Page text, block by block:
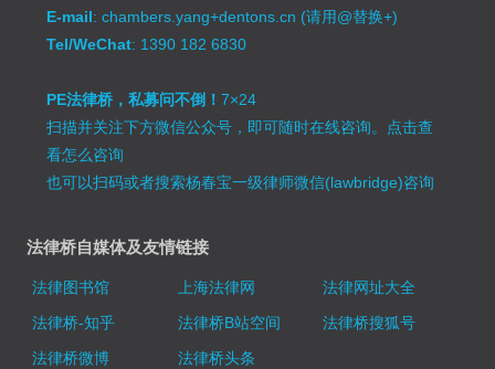
E-mail: chambers.yang+dentons.cn (请用@替换+)
Tel/WeChat: 1390 182 6830
PE法律桥，私募问不倒！7×24
扫描并关注下方微信公众号，即可随时在线咨询。 点击查
看怎么咨询
也可以扫码或者搜索杨春宝一级律师微信(lawbridge)咨询
法律桥自媒体及友情链接
法律图书馆 上海法律网
法律网址大全
法律桥-知乎
法律桥B站空间
法律桥搜狐号
法律桥微博
法律桥头条